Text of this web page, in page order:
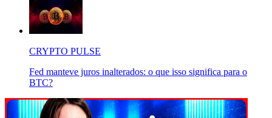
CRYPTO PULSE
Fed manteve juros inalterados: o que isso significa para o
BTC?